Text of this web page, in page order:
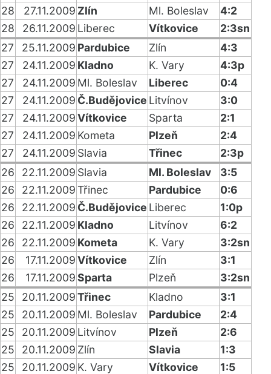
28
27.11.2009 Zlín Ml. Boleslav
4:2
28
26.11.2009 Liberec Vítkovice
2:3sn
27
25.11.2009 Pardubice Zlín
4:3
27
24.11.2009 Kladno K. Vary
4:3p
27
24.11.2009 Ml. Boleslav Liberec
0:4
27
24.11.2009 Č.Budějovice Litvínov
3:0
27
24.11.2009Vítkovice Sparta
2:1
27
24.11.2009 Kometa Plzeň
2:4
27
24.11.2009 Slavia Třinec
2:3p
26
22.11.2009 Slavia Ml. Boleslav
3:5
26
22.11.2009Třinec Pardubice
0:6
26
22.11.2009 Č.Budějovice Liberec
1:0p
26
22.11.2009 Kladno Litvínov
6:2
26
22.11.2009 Kometa K. Vary
3:2sn
26
17.11.2009Vítkovice Zlín
3:1
26
17.11.2009Sparta Plzeň
3:2sn
25
20.11.2009Třinec Kladno
3:1
25
20.11.2009 Ml. Boleslav Pardubice
2:4
25
20.11.2009 Litvínov Plzeň
2:6
25
20.11.2009 Zlín Slavia
1:3
25
20.11.2009 K. Vary Vítkovice
1:5